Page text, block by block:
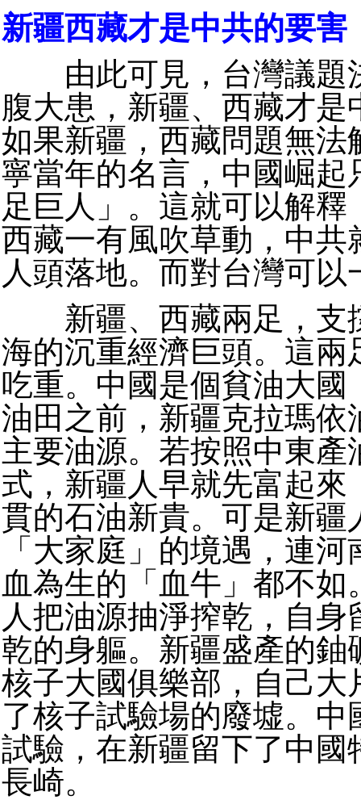
新疆西藏才是中共的要害
由此可見，台灣議題
腹大患，新疆、西藏才是
如果新疆，西藏問題無法
寧當年的名言，中國崛起
足巨人」。這就可以解釋
西藏一有風吹草動，中共
人頭落地。而對台灣可以
新疆、西藏兩足，支
海的沉重經濟巨頭。這兩
吃重。中國是個貧油大國
油田之前，新疆克拉瑪依
主要油源。若按照中東產
式，新疆人早就先富起來
貫的石油新貴。可是新疆
「大家庭」的境遇，連
血為生的「血牛」都不如
人把油源抽淨搾乾，自身
乾的身軀。新疆盛產的鈾
核子大國俱樂部，自己大
了核子試驗場的廢墟。中
試驗，在新疆留下了中國
長崎。